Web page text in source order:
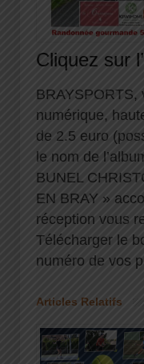
Cliquez sur
BRAYSPORTS,
numérique,
de 2.5 euro
le nom de
BUNEL
EN BRAY »
réception vous
Télécharger le
numéro de vos
Articles Relatifs